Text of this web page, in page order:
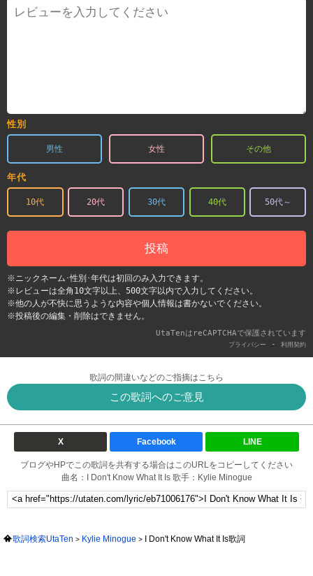
性別
男性 女性 その他
年代
10代 20代 30代 40代 50代～
投稿
※ニックネーム･性別･年代は初回のみ入力できます。
※レビューは全角10文字以上、500文字以内で入力してください。
※他の人が不快に思うような内容や個人情報は書かないでください。
※投稿後の編集・削除はできません。
UtaTenはreCAPTCHAで保護されています
プライバシー - 利用契約
歌詞の間違いなどのご指摘はこちら
この歌詞へのご意見
X Facebook LINE
ブログやHPでこの歌詞を共有する場合はこのURLをコピーしてください
曲名：I Don't Know What It Is 歌手：Kylie Minogue
歌詞検索UtaTen Kylie Minogue I Don't Know What It Is歌詞